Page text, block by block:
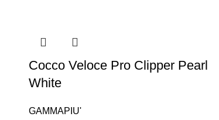
Cocco Veloce Pro Clipper Pearl
White
GAMMAPIU'